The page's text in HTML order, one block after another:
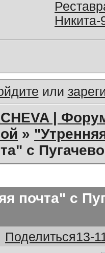
Никита-
или
|
»
с
почта" с
Поделиться13-